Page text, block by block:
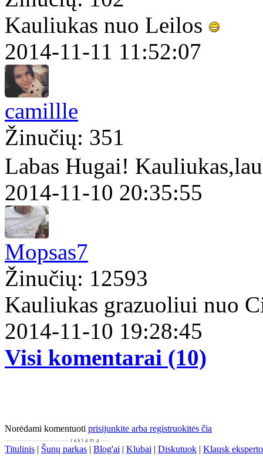
Kauliukas nuo Leilos
2014-11-11 11:52:07
camillle
Žinučių: 351
Labas Hugai!
2014-11-10 20:35:55
Mopsas7
Žinučių: 12593
Kauliukas grazuoliui nuo
2014-11-10 19:28:45
Visi komentarai (10)
Norėdami komentuoti prisijunkite arba registruokitės čia
Titulinis | Šunų parkas | Blog'ai | Klubai | Diskutuok | Klausk eksperto